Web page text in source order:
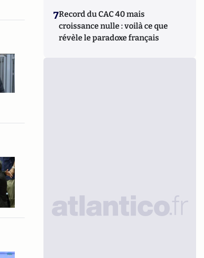
7Record du CAC 40 mais
croissance nulle : voilà ce que
révèle le paradoxe français